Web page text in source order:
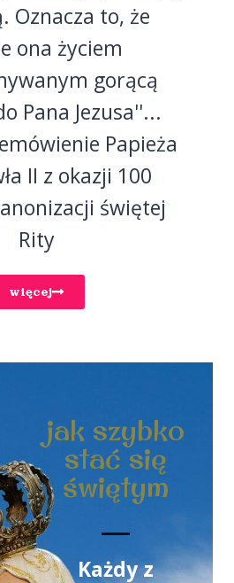
Oznacza to, że
ona życiem
gorącą
Pana Jezusa''...
Papieża
II z okazji 100
świętej
Rity
więcej
jak szybko
stać się
świętym
Każdy z